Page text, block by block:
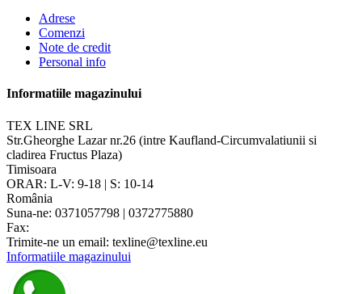
Adrese
Comenzi
Note de credit
Personal info
Informatiile magazinului
TEX LINE SRL
Str.Gheorghe Lazar nr.26 (intre Kaufland-Circumvalatiunii si
cladirea Fructus Plaza)
Timisoara
ORAR: L-V: 9-18 | S: 10-14
România
Suna-ne: 0371057798 | 0372775880
Fax:
Trimite-ne un email: texline@texline.eu
Informatiile magazinului